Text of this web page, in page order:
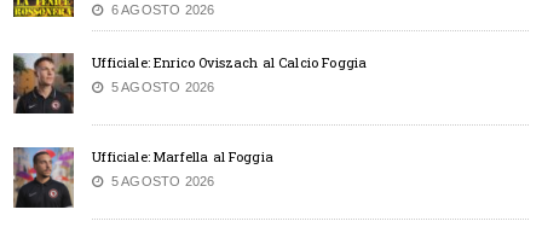
6 AGOSTO 2026
Ufficiale: Enrico Oviszach al Calcio Foggia
5 AGOSTO 2026
Ufficiale: Marfella al Foggia
5 AGOSTO 2026